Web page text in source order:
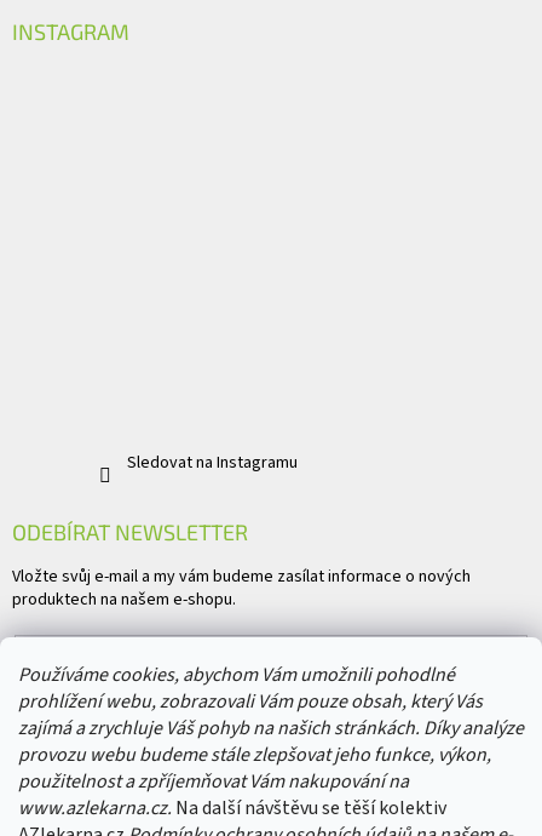
Používáme cookies, abychom Vám umožnili pohodlné
prohlížení webu, zobrazovali Vám pouze obsah, který Vás
zajímá a zrychluje Váš pohyb na našich stránkách. Díky analýze
provozu webu budeme stále zlepšovat jeho funkce, výkon,
použitelnost a zpříjemňovat Vám nakupování na
www.azlekarna.cz. Na další návštěvu se těší kolektiv
INSTAGRAM
Sledovat na Instagramu
ODEBÍRAT NEWSLETTER
Vložte svůj e-mail a my vám budeme zasílat informace o nových
produktech na našem e-shopu.
Vložením e-mailu souhlasíte spodmínkami ochrany osobních údajů
PŘIHLÁSIT SE